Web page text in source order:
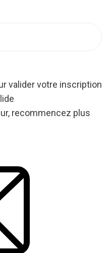
valider votre inscription
recommencez plus